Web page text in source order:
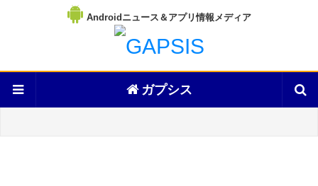
Androidニュース＆アプリ情報メディア
ガプシス